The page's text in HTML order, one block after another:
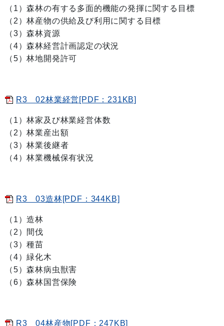
（1）森林の有する多面的機能の発揮に関する目標
（2）林産物の供給及び利用に関する目標
（3）森林資源
（4）森林経営計画認定の状況
（5）林地開発許可
R3 02林業経営[PDF：231KB]
（1）林家及び林業経営体数
（2）林業産出額
（3）林業後継者
（4）林業機械保有状況
R3 03造林[PDF：344KB]
（1）造林
（2）間伐
（3）種苗
（4）緑化木
（5）森林病虫獣害
（6）森林国営保険
R3 04林産物[PDF：247KB]